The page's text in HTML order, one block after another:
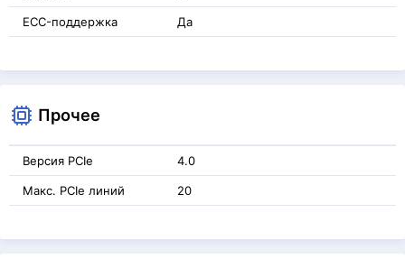
ECC-поддержка Да
Прочее
Версия PCIe 4.0
Макс. PCIe линий 20